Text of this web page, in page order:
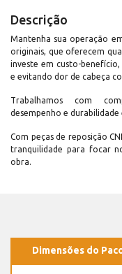
Descrição
Mantenha sua operação
originais, que oferecem
investe em custo-
e evitando dor de cabeça
Trabalhamos com
desempenho e durabilidade
Com peças de reposição
tranquilidade para focar
obra.
Dimensões do